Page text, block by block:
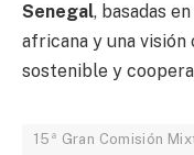
Senegal, basadas
africana y una
sostenible y
15ª Gran Comisión